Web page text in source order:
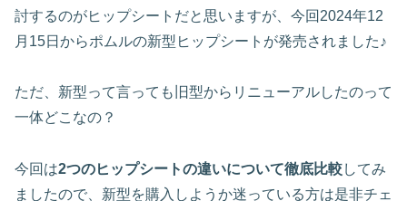
討するのがヒップシートだと思いますが、今回2024年12
月15日からポムルの新型ヒップシートが発売されました♪
ただ、新型って言っても旧型からリニューアルしたのって
一体どこなの？
今回は2つのヒップシートの違いについて徹底比較してみ
ましたので、新型を購入しようか迷っている方は是非チェ